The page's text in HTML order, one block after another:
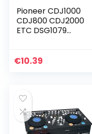
Pioneer CDJ1000
CDJ800 CDJ2000
ETC DSG1079
€10.39